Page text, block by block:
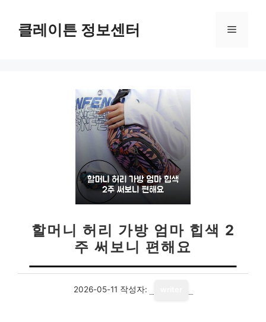
클레이튼 정보센터 메
할머니 허리 가방 엄마 힙색 2
주 써보니 편해요
2026-05-11 작성자: